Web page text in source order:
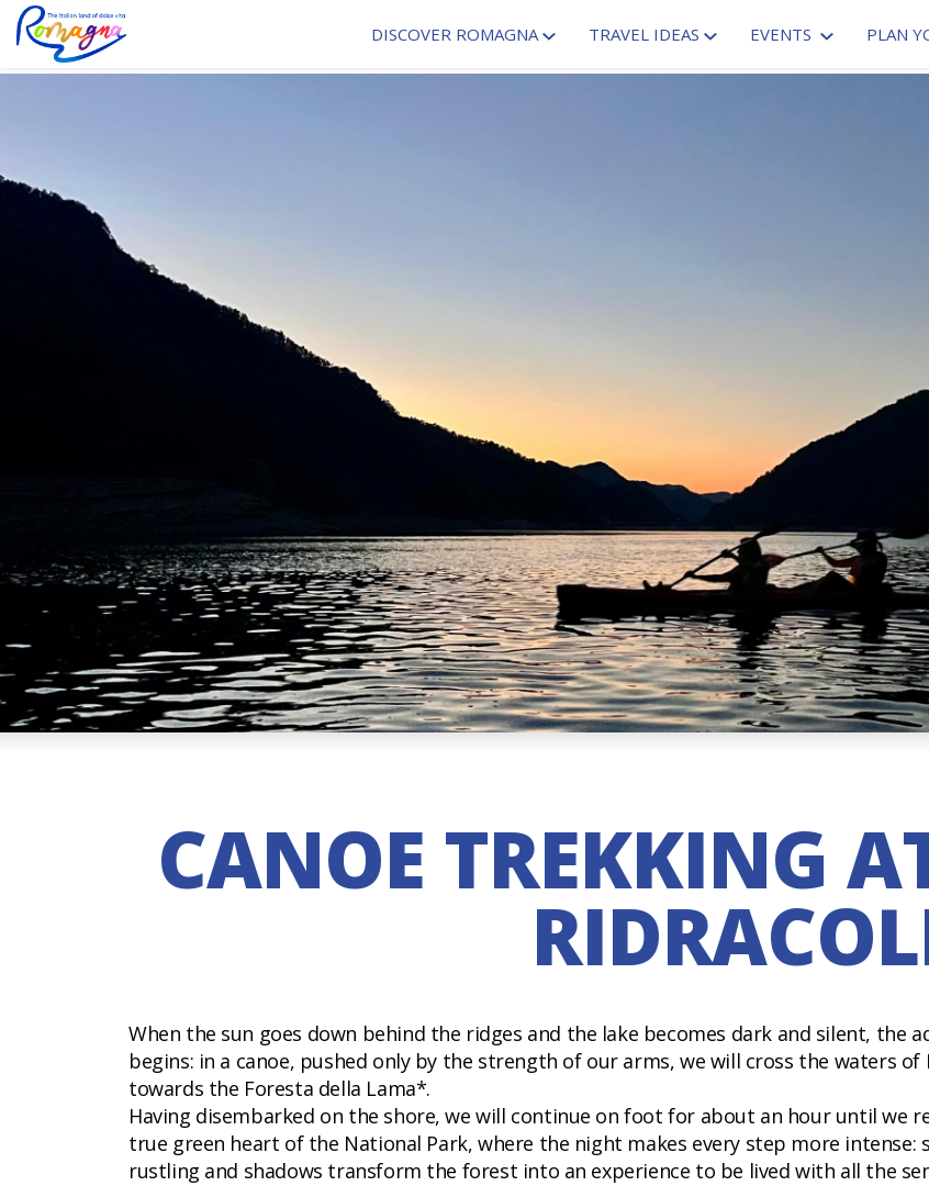
DISCOVER ROMAGNA TRAVEL IDEAS EVENTS PLAN
CANOE TREKKING
When the sun goes down behind the ridges and the lake becomes dark and silent, the
begins: in a canoe, pushed only by the strength of our arms, we will cross the waters of
towards the Foresta della Lama*.
Having disembarked on the shore, we will continue on foot for about an hour until we
true green heart of the National Park, where the night makes every step more intense:
rustling and shadows transform the forest into an experience to be lived with all the